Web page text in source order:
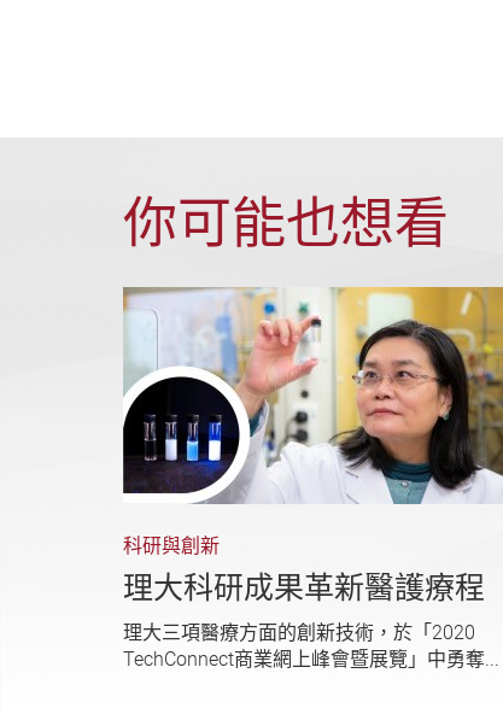
你可能也想看
科研與創新
理大科研成果革新醫護療程
理大三項醫療方面的創新技術，於「2020
TechConnect商業網上峰會暨展覽」中勇奪...